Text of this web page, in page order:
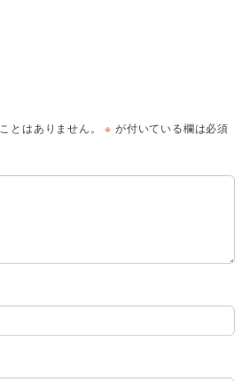
とはありません。 ※ が付いている欄は必須